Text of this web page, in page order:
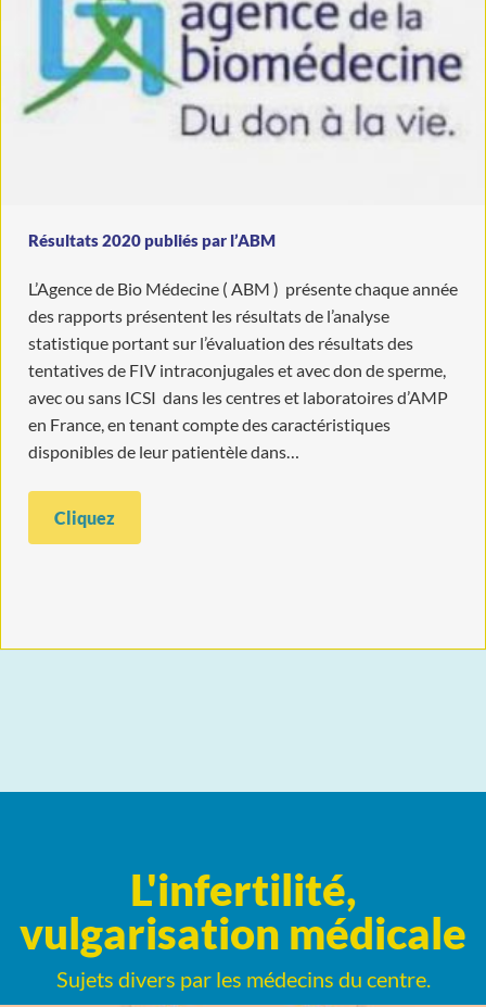
Résultats 2020 publiés par l’ABM
L’Agence de Bio Médecine ( ABM ) présente chaque année
des rapports présentent les résultats de l’analyse
statistique portant sur l’évaluation des résultats des
tentatives de FIV intraconjugales et avec don de sperme,
avec ou sans ICSI dans les centres et laboratoires d’AMP
en France, en tenant compte des caractéristiques
disponibles de leur patientèle dans…
Cliquez
L'infertilité,
vulgarisation médicale
Sujets divers par les médecins du centre.